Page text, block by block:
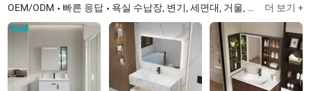
OEM/ODM 빠른 응답 욕실 수납장, 변기, 세면대, 거울, 샤워기, 수도꼭지, 욕조 수납장, 욕실 세면대, 욕실 가구, 욕실 더 보기 +